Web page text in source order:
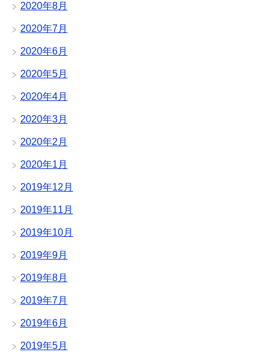
2020年8月
2020年7月
2020年6月
2020年5月
2020年4月
2020年3月
2020年2月
2020年1月
2019年12月
2019年11月
2019年10月
2019年9月
2019年8月
2019年7月
2019年6月
2019年5月